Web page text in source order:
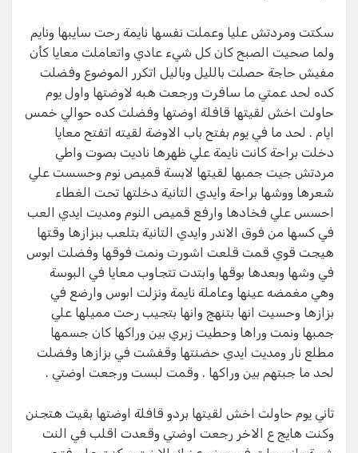
سكتت ومردتش عليا وعملت نفسها نايمة رحت سايبها ونايم
ولما صحيت الصبح كان كل شيء عادي واتعاملت معايا كأن
مفيش حاجة حصلت بالليل وباليل اتكرر الموضوع وفضلت
كده لحد عمتي ما سافرت ورجعت هبه لاوضتها واول يوم
حاولت اخش لقيتها قافلة اوضتها وفضلت كده حوالي خمس
ايام . لحد ما في يوم بفتح باب الاوضة لقيته اتفتح معايا
دخلت براحة كانت نايمة علي ظهرها ناديت بصوت واطي
مردتش جيت جمبها لقيتها لابسة قميص نوم وحسست علي
شعرها ووشها براحة وايدي التانية دخلتها تحت الغطاء
احسس علي فخادها وارفع قميص النوم ومديت ايدي العب
في كسها من فوق الاندر وايدي التانية بتلعب ببزازها وقتها
هيجت قوي قمت قلعت اشورت ونمت فوقها وفضلت ابوس
في وشها وبعدها بوقها وابتدت تتجاوب معايا في البوسة
وهي مغمضه عينها وعاملة نايمة ونزلت ابوس وارضع في
بزازها وحسيت انها بتنهج وانها بتجيب رحت مميلها علي
جمبها ونمت وراها وحطيت زبري بين وراكها كان جسمها
مطلع نار ومديت ايدي حضنتها وقفشت في بزازها وفضلت
لحد ما جبتهم بين وراكها . وقمت لبست ورجعت اوضتي .
تاني يوم حاولت اخش لقيتها بردو قافلة اوضتها بقيت هتجنن
وكنت هايج ع الاخر رجعت اوضتي وقعدت اقلب في النت